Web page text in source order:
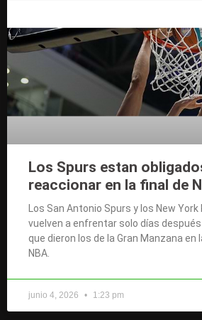
Los Spurs estan
reaccionar en la final de
Los San Antonio Spurs y los New York
vuelven a enfrentar solo días
que dieron los de la Gran Manzana en
NBA.
junio 4, 2026 1:23 pm